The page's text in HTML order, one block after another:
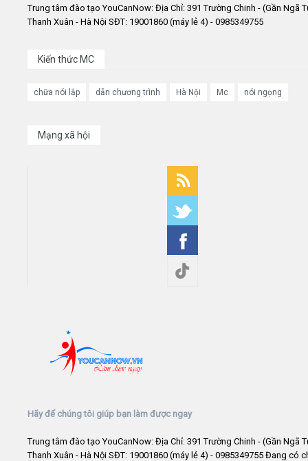
Trung tâm đào tạo YouCanNow: Địa Chỉ: 391 Trường Chinh - (Gần Ngã
Thanh Xuân - Hà Nội SĐT: 19001860 (máy lẻ 4) - 0985349755
Kiến thức MC
chữa nói lắp dẫn chương trình Hà Nội Mc nói ngọng
Mạng xã hội
Hãy để chúng tôi giúp bạn làm được ngay
Trung tâm đào tạo YouCanNow: Địa Chỉ: 391 Trường Chinh - (Gần Ngã
Thanh Xuân - Hà Nội SĐT: 19001860 (máy lẻ 4) - 0985349755 Đang có